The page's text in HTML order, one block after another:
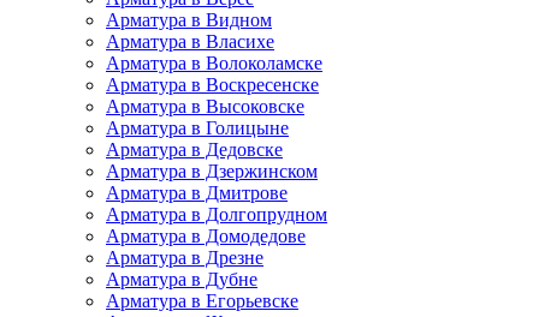
Арматура в Видном
Арматура в Власихе
Арматура в Волоколамске
Арматура в Воскресенске
Арматура в Высоковске
Арматура в Голицыне
Арматура в Дедовске
Арматура в Дзержинском
Арматура в Дмитрове
Арматура в Долгопрудном
Арматура в Домодедове
Арматура в Дрезне
Арматура в Дубне
Арматура в Егорьевске